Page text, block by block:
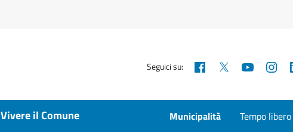
Seguici su: Facebook YouTube
Vivere il Comune Municipalità Tempo libero